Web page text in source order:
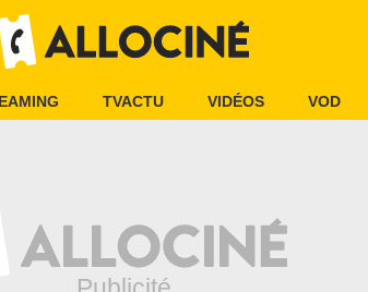
TVACTU VIDÉOS VOD